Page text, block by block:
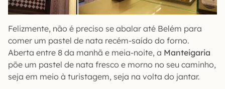
Felizmente, não é preciso se abalar até Belém para
comer um pastel de nata recém-saído do forno.
Aberta entre 8 da manhã e meia-noite, a Manteigaria
põe um pastel de nata fresco e morno no seu caminho,
seja em meio à turistagem, seja na volta do jantar.